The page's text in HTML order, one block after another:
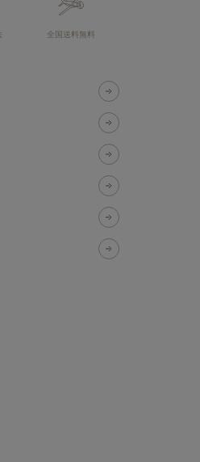
全国送料無料